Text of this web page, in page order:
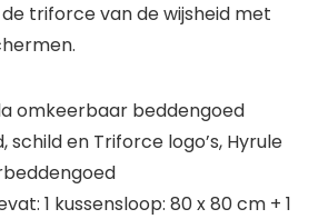
triforce van de wijsheid met
omkeerbaar beddengoed
en Triforce logo’s, Hyrule
1 kussensloop: 80 x 80 cm + 1